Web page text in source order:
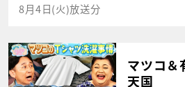
8月4日(火)放送分
マツコ＆
天国